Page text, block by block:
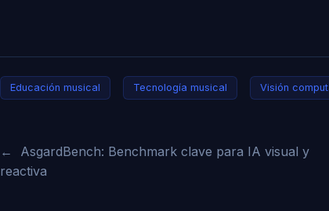
Educación musical Tecnología musical Visión
←
AsgardBench: Benchmark clave para IA visual y
reactiva